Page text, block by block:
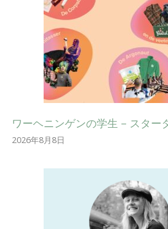
ワーヘニンゲンの学生 – スター
2026年8月8日